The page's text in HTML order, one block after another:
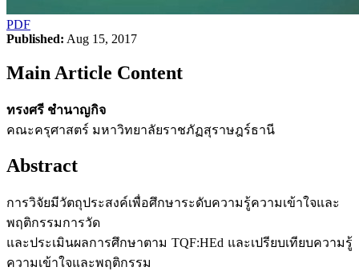
PDF
Published: Aug 15, 2017
Main Article Content
ทรงศรี ชำนาญกิจ
คณะครุศาสตร์ มหาวิทยาลัยราชภัฏสุราษฎร์ธานี
Abstract
การวิจัยมีวัตถุประสงค์เพื่อศึกษาระดับความรู้ความเข้าใจและ
พฤติกรรมการวัด
และประเมินผลการศึกษาตาม TQF:HEd และเปรียบเทียบความรู้
ความเข้าใจและพฤติกรรม